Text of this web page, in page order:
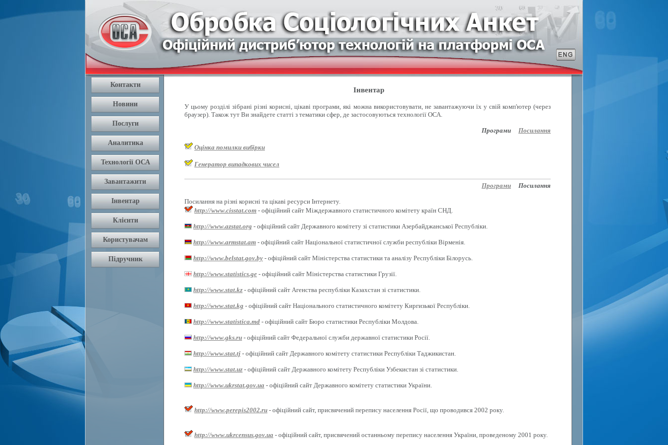
Інвентар
У цьому розділі зібрані різні корисні, цікаві програми, які можна використовувати, не завантажуючи їх у свій комп'ютер (через
браузер). Також тут Ви знайдете статті з тематики сфер, де застосовуються технології ОСА.
Програми Посилання
Оцінка помилки вибірки
Генератор випадкових чисел
Програми Посилання
Посилання на різні корисні та цікаві ресурси Інтернету.
http://www.cisstat.com - офіційний сайт Міждержавного статистичного комітету країн СНД.
http://www.azstat.org - офіційний сайт Державного комітету зі статистики Азербайджанської Республіки.
http://www.armstat.am - офіційний сайт Національної статистичної служби республіки Вірменія.
http://www.belstat.gov.by - офіційний сайт Міністерства статистики та аналізу Республіки Білорусь.
http://www.statistics.ge - офіційний сайт Міністерства статистики Грузії.
http://www.stat.kz - офіційний сайт Агенства республіки Казахстан зі статистики.
http://www.stat.kg - офіційний сайт Національного статистичного комітету Киргизької Республіки.
http://www.statistica.md - офіційний сайт Бюро статистики Республіки Молдова.
http://www.gks.ru - офіційний сайт Федеральної служби державної статистики Росії.
http://www.stat.tj - офіційний сайт Державного комітету статистики Республіки Таджикистан.
http://www.stat.uz - офіційний сайт Державного комітету Республіки Узбекистан зі статистики.
http://www.ukrstat.gov.ua - офіційний сайт Державного комітету статистики України.
http://www.perepis2002.ru - офіційний сайт, присвячений перепису населення Росії, що проводився 2002 року.
http://www.ukrcensus.gov.ua - офіційний сайт, присвячений останньому перепису населення України, проведеному 2001 року.